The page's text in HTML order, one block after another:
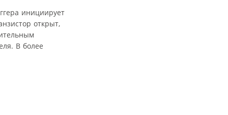
инициирует
открыт,
В более